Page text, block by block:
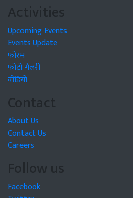
Activities
Upcoming Events
Events Update
फोरम
फोटो गैलरी
वीडियो
Contact
About Us
Contact Us
Careers
Follow us
Facebook